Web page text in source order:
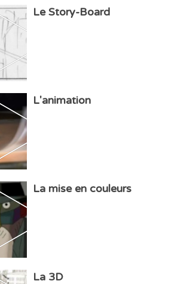
Le Story-Board
L'animation
La mise en couleurs
La 3D